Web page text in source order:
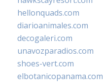
hellonquads.com
diarioanimales.com
decogaleri.com
unavozparadios.com
shoes-vert.com
elbotanicopanama.com